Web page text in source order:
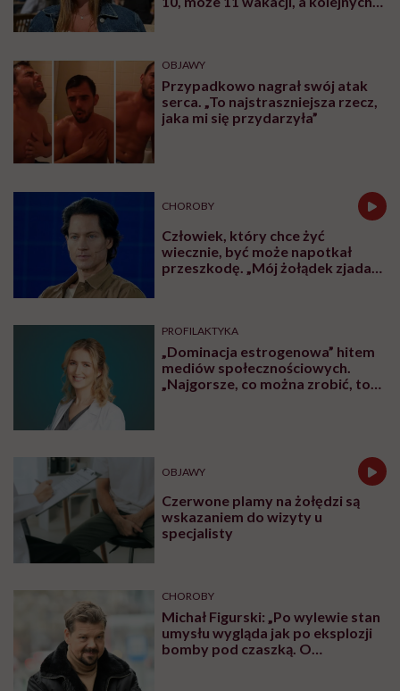
OBJAWY
Przypadkowo nagrał swój atak
serca. „To najstraszniejsza rzecz,
jaka mi się przydarzyła”
CHOROBY
Człowiek, który chce żyć
wiecznie, być może napotkał
przeszkodę. „Mój żołądek zjada
PROFILAKTYKA
„Dominacja estrogenowa” hitem
mediów społecznościowych.
„Najgorsze, co można zrobić, to
OBJAWY
Czerwone plamy na żołędzi są
wskazaniem do wizyty u
specjalisty
CHOROBY
Michał Figurski: „Po wylewie stan
umysłu wygląda jak po eksplozji
bomby pod czaszką. O